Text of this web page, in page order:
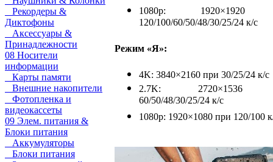
Рекордеры &
Диктофоны
Аксессуары &
Принадлежности
08 Носители
информации
Карты памяти
Внешние накопители
Фотопленка и
видеокассеты
09 Элем. питания &
Блоки питания
Аккумуляторы
Блоки питания
1080p: 1920×1920
120/100/60/50/48/30/25/24 к/с
Режим «Я»:
4K: 3840×2160 при 30/25/24 к/с
2.7K: 2720×1536
60/50/48/30/25/24 к/с
1080p: 1920×1080 при 120/100